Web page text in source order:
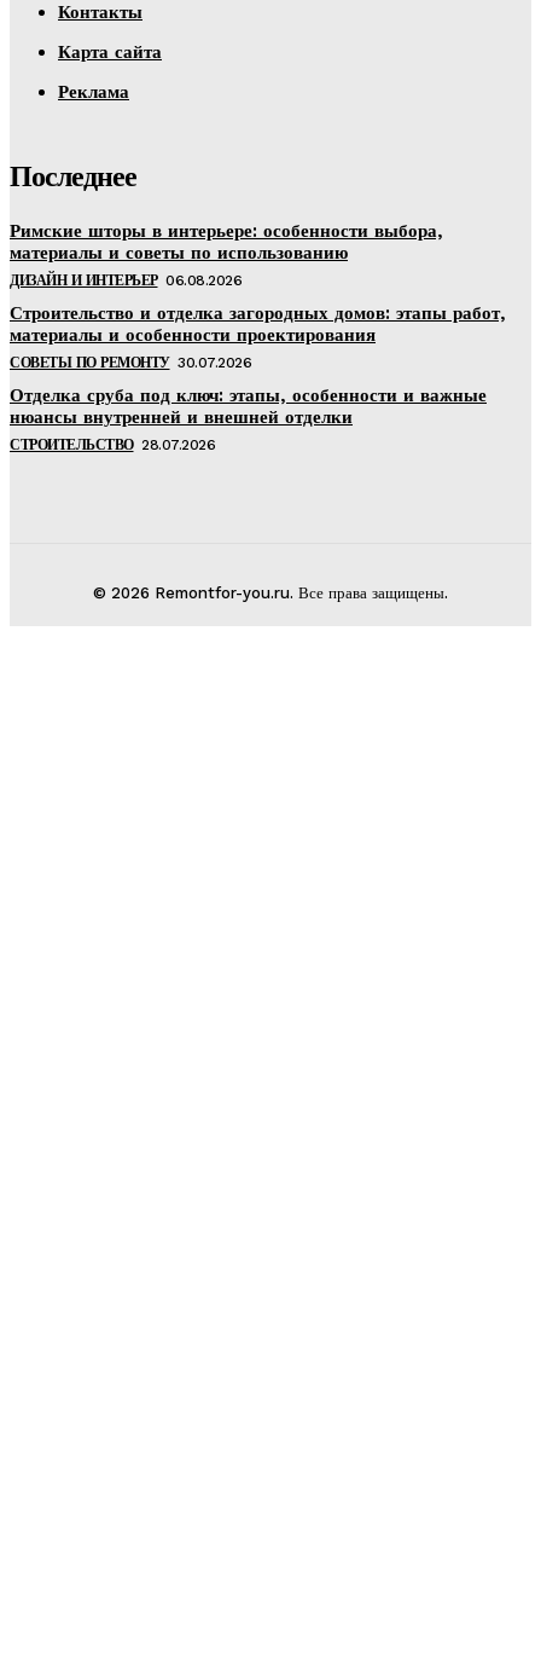
Контакты
Карта сайта
Реклама
Последнее
Римские шторы в интерьере: особенности выбора,
материалы и советы по использованию
ДИЗАЙН И ИНТЕРЬЕР 06.08.2026
Строительство и отделка загородных домов: этапы работ,
материалы и особенности проектирования
СОВЕТЫ ПО РЕМОНТУ 30.07.2026
Отделка сруба под ключ: этапы, особенности и важные
нюансы внутренней и внешней отделки
СТРОИТЕЛЬСТВО 28.07.2026
© 2026 Remontfor-you.ru. Все права защищены.